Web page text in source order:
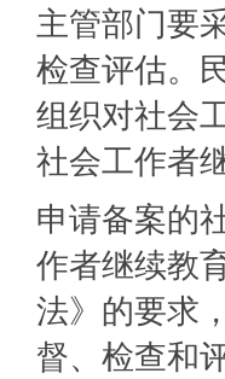
主管部门要
检查评估。
组织对社会
社会工作者
申请备案的
作者继续教
法》的要求
督、检查和